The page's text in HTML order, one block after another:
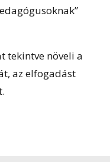
tekintve növeli a
az elfogadást